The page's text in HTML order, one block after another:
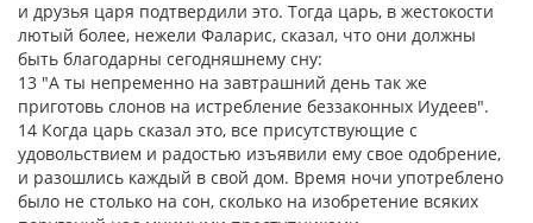
и друзья царя подтвердили это. Тогда царь, в жестокости
лютый более, нежели Фаларис, сказал, что они должны
быть благодарны сегодняшнему сну:
13 "А ты непременно на завтрашний день так же
приготовь слонов на истребление беззаконных Иудеев".
14 Когда царь сказал это, все присутствующие с
удовольствием и радостью изъявили ему свое одобрение,
и разошлись каждый в свой дом. Время ночи употреблено
было не столько на сон, сколько на изобретение всяких